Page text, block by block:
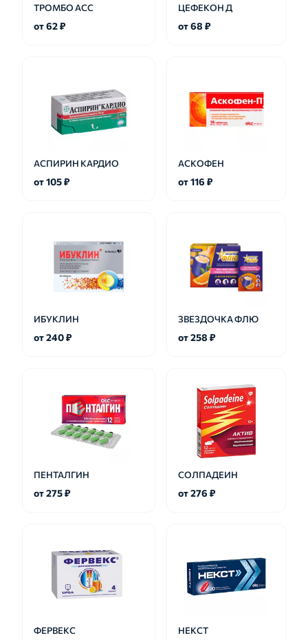
ТРОМБО АСС
от 62 ₽
ЦЕФЕКОН Д
от 68 ₽
АСПИРИН КАРДИО
от 105 ₽
АСКОФЕН
от 116 ₽
ИБУКЛИН
от 240 ₽
ЗВЕЗДОЧКА ФЛЮ
от 258 ₽
ПЕНТАЛГИН
от 275 ₽
СОЛПАДЕИН
от 276 ₽
ФЕРВЕКС НЕКСТ